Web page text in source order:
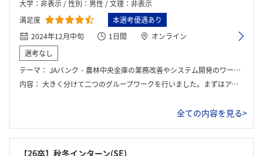
大学：非表示 / 性別：男性 / 文理：非表示
満足度
本選考優遇あり
2024年12月中旬
1日間
オンライン
選考なし
テーマ： JAバンク・農林中央金庫の業務改善やシステム開発のワークショップ
内容： 大きく分けて二つのグループワークを行いました。まずはアイスブレイクを行いグループ内で交流を行いました。その後企業説明やシステムの必要性などの説明が行われてワークに取り組みます。ワークは上流工程を体験できる内容となっていました。
全ての内容を見る>
【26卒】秋冬インターン(SE)